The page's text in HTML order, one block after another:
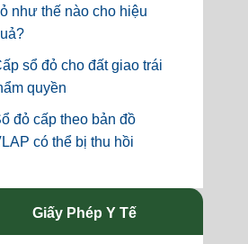
như thế nào cho hiệu
sổ đỏ cho đất giao trái
quyền
đỏ cấp theo bản đồ
có thể bị thu hồi
Giấy Phép Y Tế